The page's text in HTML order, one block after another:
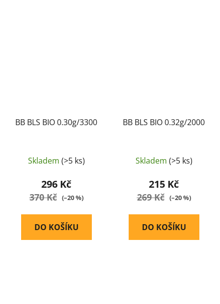
BB BLS BIO 0.30g/3300
Skladem (>5 ks)
296 Kč
370 Kč (–20 %)
DO KOŠÍKU
BB BLS BIO 0.32g/2000
Skladem (>5 ks)
215 Kč
269 Kč (–20 %)
DO KOŠÍKU